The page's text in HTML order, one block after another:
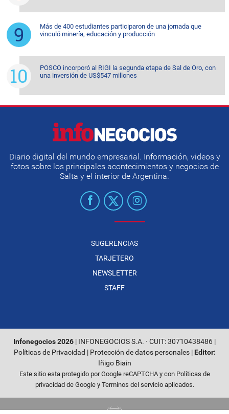
Más de 400 estudiantes participaron de una jornada que
vinculó minería, educación y producción
POSCO incorporó al RIGI la segunda etapa de Sal de Oro, con
una inversión de US$547 millones
Diario digital del mundo empresarial. Información, videos y
fotos sobre los principales acontecimientos y negocios de
Salta y el interior de Argentina.
SUGERENCIAS
TARJETERO
NEWSLETTER
STAFF
Infonegocios 2026 | INFONEGOCIOS S.A. · CUIT: 30710438486 |
Políticas de Privacidad | Protección de datos personales| Editor:
Iñigo Biain
Este sitio esta protegido por Google reCAPTCHA y con Políticas de
privacidad de Googley Terminos del servicioaplicados.